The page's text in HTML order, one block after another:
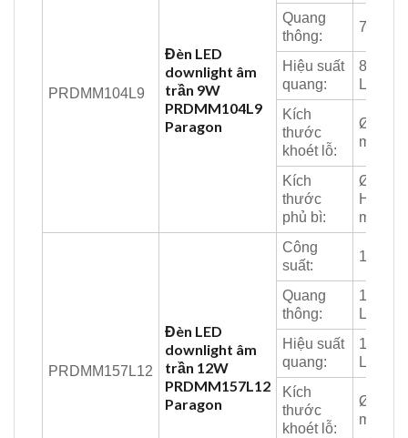
PRDMM104L9
Đèn LED
downlight âm
trần 9W
PRDMM104L9
Paragon
Quang
thông:
765 Lm
Hiệu suất
quang:
85
Lm/W
Kích
thước
khoét lỗ:
Ø90
mm
Kích
thước
phủ bì:
Ø104 x
H34
mm
PRDMM157L12
Đèn LED
downlight âm
trần 12W
PRDMM157L12
Paragon
Công
suất:
12W
Quang
thông:
1320
Lm
Hiệu suất
quang:
110
Lm/W
Kích
thước
khoét lỗ:
Ø145
mm